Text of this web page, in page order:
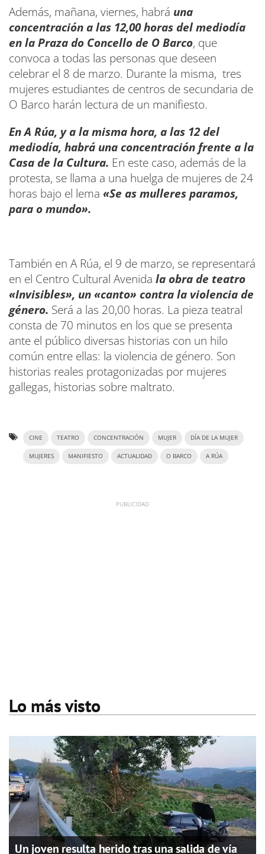
Además, mañana, viernes, habrá una
concentración a las 12,00 horas del mediodía
en la Praza do Concello de O Barco, que
convoca a todas las personas que deseen
celebrar el 8 de marzo. Durante la misma, tres
mujeres estudiantes de centros de secundaria de
O Barco harán lectura de un manifiesto.
En A Rúa, y a la misma hora, a las 12 del
mediodía, habrá una concentración frente a la
Casa de la Cultura. En este caso, además de la
protesta, se llama a una huelga de mujeres de 24
horas bajo el lema «Se as mulleres paramos,
para o mundo».
También en A Rúa, el 9 de marzo, se representará
en el Centro Cultural Avenida la obra de teatro
«Invisibles», un «canto» contra la violencia de
género. Será a las 20,00 horas. La pieza teatral
consta de 70 minutos en los que se presenta
ante el público diversas historias con un hilo
común entre ellas: la violencia de género. Son
historias reales protagonizadas por mujeres
gallegas, historias sobre maltrato.
CINE TEATRO CONCENTRACIÓN MUJER DÍA DE LA MUJER
MUJERES MANIFIESTO ACTUALIDAD O BARCO A RÚA
Lo más visto
Un joven resulta herido tras una salida de vía